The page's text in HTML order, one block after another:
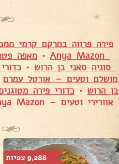
פירה פרווה במרקם קרמי
Anya Mazon
•מאפה
סוניה סאני בן הרוש •
מושלם וטעים – אורטל עמרם
בן הרוש • כדורי פירה
אוורירי וטעים – Anya Mazon
9,288 צפיות